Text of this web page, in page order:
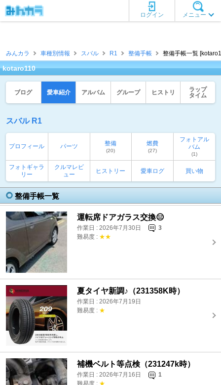
メニュー
ログイン
みんカラ 車種別情報 スバル R1 整備手帳 整備手帳一覧
kotaro110
ブログ 愛車紹介 アルバム グループ ヒストリ
ラップ
タイム
スバル R1
プロフィール パーツ 整備
(20)
燃費
(27)
フォトアル
バム
(1)
フォトギャラ
リー
クルマレビ
ュー
ヒストリー 愛車ログ 買い物
整備手帳一覧
運転席ドアガラス交換😑
作業日 : 2026年7月30日
3
難易度 : ★★
夏タイヤ新調♪（231358K時）
作業日 : 2026年7月19日
難易度 : ★
補機ベルト等点検（231247k時）
作業日 : 2026年7月16日
1
難易度 : ★